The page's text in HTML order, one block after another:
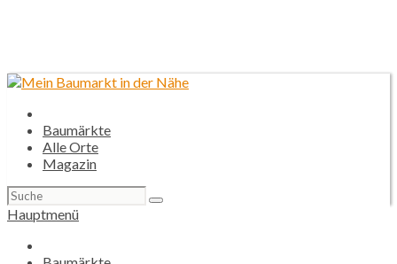
Baumärkte
Alle Orte
Magazin
Suchen
nach:
Hauptmenü